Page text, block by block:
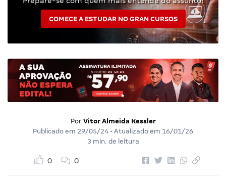
COMECE A ESTUDAR NO GRAN CURSOS
Por Vitor Almeida Kessler
Publicado em 29/05/24 • Atualizado em 16/01/26
3 min. de leitura
0 0